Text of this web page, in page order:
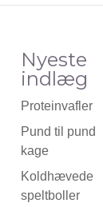
Nyeste
indlæg
Proteinvafler
Pund til pund
kage
Koldhævede
speltboller